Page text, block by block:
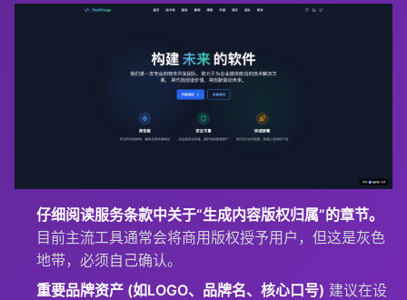
仔细阅读服务条款中关于“生成内容版权归属”的章节。
目前主流工具通常会将商用版权授予用户，但这是灰色
地带，必须自己确认。
重要品牌资产 (如LOGO、品牌名、核心口号) 建议在设